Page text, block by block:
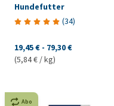
Hundefutter
(34)
19,45 € - 79,30 €
(5,84 € / kg)
Abo